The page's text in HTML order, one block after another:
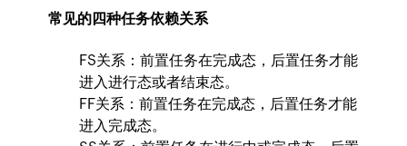
常见的四种任务依赖关系
FS关系：前置任务在完成态，后置任务才能
进入进行态或者结束态。
FF关系：前置任务在完成态，后置任务才能
进入完成态。